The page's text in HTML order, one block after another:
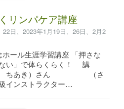
リンパケア講座
日、2023年1月19日、26日、2月2
ール生涯学習講座 「押さな
ない」で体らくらく！ 講
い ちあき）さん （さ
インストラクター…